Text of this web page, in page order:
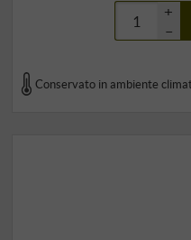
+
–
Conservato in ambiente